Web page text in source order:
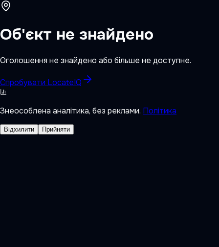
Об'єкт не знайдено
Оголошення не знайдено або більше не доступне.
Спробувати LocateIQ
Знеособлена аналітика, без реклами. Політика
Відхилити Прийняти